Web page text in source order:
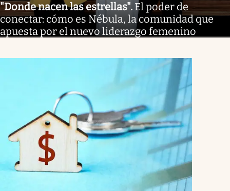
"Donde nacen las estrellas". El poder de
conectar: cómo es Nébula, la comunidad que
apuesta por el nuevo liderazgo femenino